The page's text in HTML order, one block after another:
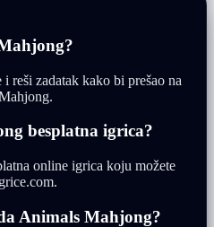
reši zadatak kako bi prešao na
besplatna igrica?
online igrica koju možete
Animals Mahjong?